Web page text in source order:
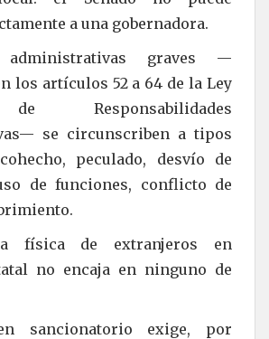
a una gobernadora.
graves —
los artículos 52 a 64 de la Ley
Responsabilidades
se circunscriben a tipos
peculado, desvío de
de funciones, conflicto de
física de extranjeros en
no encaja en ninguno de
sancionatorio exige, por